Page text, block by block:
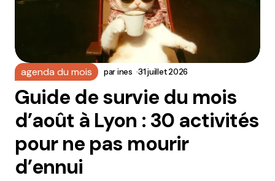
agenda du mois parines 31 juillet 2026
Guide de survie du mois
d’août à Lyon : 30 activités
pour ne pas mourir
d’ennui